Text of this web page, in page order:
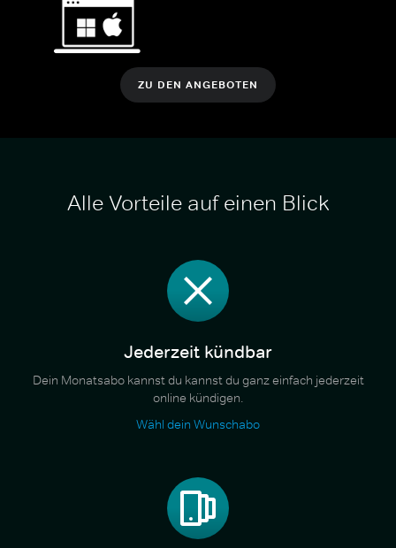
ZU DEN ANGEBOTEN
Alle Vorteile auf einen Blick
Jederzeit kündbar
Dein Monatsabo kannst du kannst du ganz einfach jederzeit
online kündigen.
Wähl dein Wunschabo